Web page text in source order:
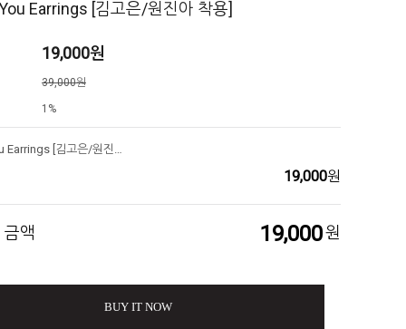
Earrings [김고은/원진아 착용]
19,000원
39,000원
1%
I Miss You Earrings [김고은/원진아 착용]
19,000원
금액 19,000원
BUY IT NOW